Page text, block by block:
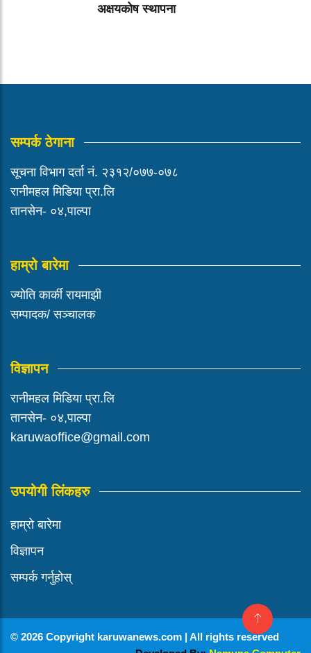
अक्षयकोष स्थापना
सम्पर्क ठेगाना
सूचना विभाग दर्ता नं. २३१२/०७७-०७८
रानीमहल मिडिया प्रा.लि
तानसेन- ०४,पाल्पा
हाम्रो बारेमा
ज्योति कार्की रायमाझी
सम्पादक/ सञ्चालक
विज्ञापन
रानीमहल मिडिया प्रा.लि
तानसेन- ०४,पाल्पा
karuwaoffice@gmail.com
उपयोगी लिंकहरु
हाम्रो बारेमा
विज्ञापन
सम्पर्क गर्नुहोस्
© 2026 Copyright karuwanews.com | All rights reserved